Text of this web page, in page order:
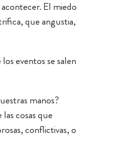
El miedo
que angustia,
eventos se salen
manos?
cosas que
conflictivas, o